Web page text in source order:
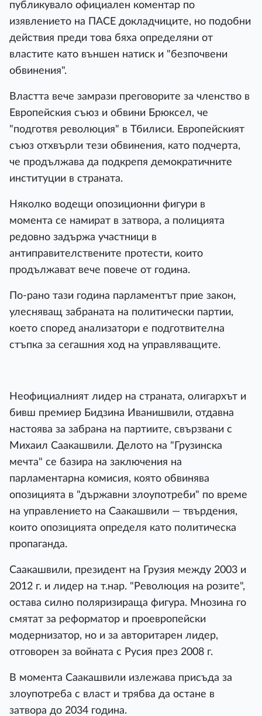
публикувало официален коментар по
изявлението на ПАСЕ докладчиците, но подобни
действия преди това бяха определяни от
властите като външен натиск и "безпочвени
обвинения".
Властта вече замрази преговорите за членство в
Европейския съюз и обвини Брюксел, че
"подготвя революция" в Тбилиси. Европейският
съюз отхвърли тези обвинения, като подчерта,
че продължава да подкрепя демократичните
институции в страната.
Няколко водещи опозиционни фигури в
момента се намират в затвора, а полицията
редовно задържа участници в
антиправителствените протести, които
продължават вече повече от година.
По-рано тази година парламентът прие закон,
улесняващ забраната на политически партии,
което според анализатори е подготвителна
стъпка за сегашния ход на управляващите.
Неофициалният лидер на страната, олигархът и
бивш премиер Бидзина Иванишвили, отдавна
настоява за забрана на партиите, свързвани с
Михаил Саакашвили. Делото на "Грузинска
мечта" се базира на заключения на
парламентарна комисия, която обвинява
опозицията в "държавни злоупотреби" по време
на управлението на Саакашвили — твърдения,
които опозицията определя като политическа
пропаганда.
Саакашвили, президент на Грузия между 2003 и
2012 г. и лидер на т.нар. "Революция на розите",
остава силно поляризираща фигура. Мнозина го
смятат за реформатор и проевропейски
модернизатор, но и за авторитарен лидер,
отговорен за войната с Русия през 2008 г.
В момента Саакашвили излежава присъда за
злоупотреба с власт и трябва да остане в
затвора до 2034 година.